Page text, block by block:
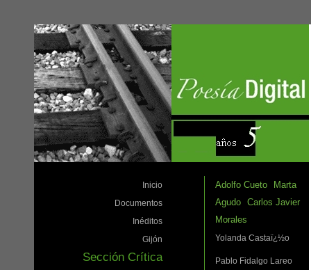
Inicio
Documentos
Inéditos
Gijón
Sección Crítica
Adolfo Cueto
Marta
Agudo Carlos Javier
Morales
Yolanda Castaï¿½o
Pablo Fidalgo Lareo